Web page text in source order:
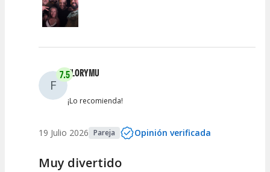
F
7.5FLORYMU
¡Lo recomienda!
19 Julio 2026 Pareja Opinión verificada
Muy divertido